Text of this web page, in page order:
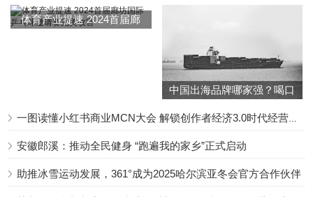
民群体跨越几十年的接续奋进，多维度呈现中国社会的发展
面貌和农村生活的历史巨变。从这个角度看，片中的“申纪
兰”已超越了个体人物的具象特指，化身为具有时代标识的精
神符号；“西沟村”突破了现实地域的空间指涉，成为中国农
村现代化进程的缩影。两者共同构成中华民族伟大复兴的生
动注脚，发挥着鲜明的价值导向作用和强大的精神引领意
体育产业提速 2024首届廊
中国出海品牌哪家强？喝口
安徽郎溪：推动全民健身 “跑遍我的家乡”正式启动
助推冰雪运动发展，361°成为2025哈尔滨亚冬会官方合作伙伴